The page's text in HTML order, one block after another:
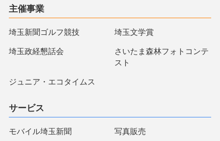
主催事業
埼玉新聞ゴルフ競技 埼玉文学賞
埼玉政経懇話会
さいたま森林フォトコンテ
スト
ジュニア・エコタイムス
サービス
モバイル埼玉新聞 写真販売